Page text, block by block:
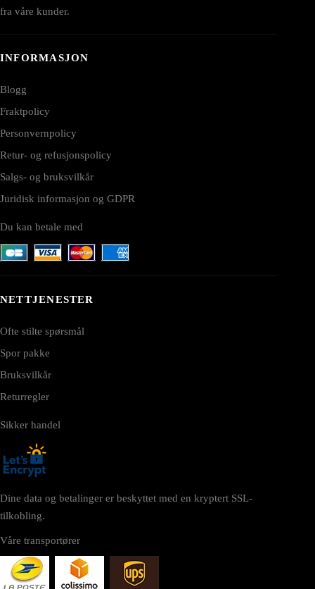
fra våre kunder.
INFORMASJON
Blogg
Fraktpolicy
Personvernpolicy
Retur- og refusjonspolicy
Salgs- og bruksvilkår
Juridisk informasjon og GDPR
Du kan betale med
NETTJENESTER
Ofte stilte spørsmål
Spor pakke
Bruksvilkår
Returregler
Sikker handel
Dine data og betalinger er beskyttet med en kryptert SSL-
tilkobling.
Våre transportører